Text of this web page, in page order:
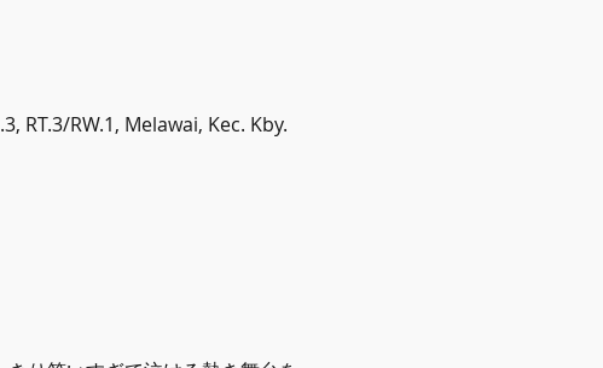
RT.3/RW.1, Melawai, Kec. Kby.